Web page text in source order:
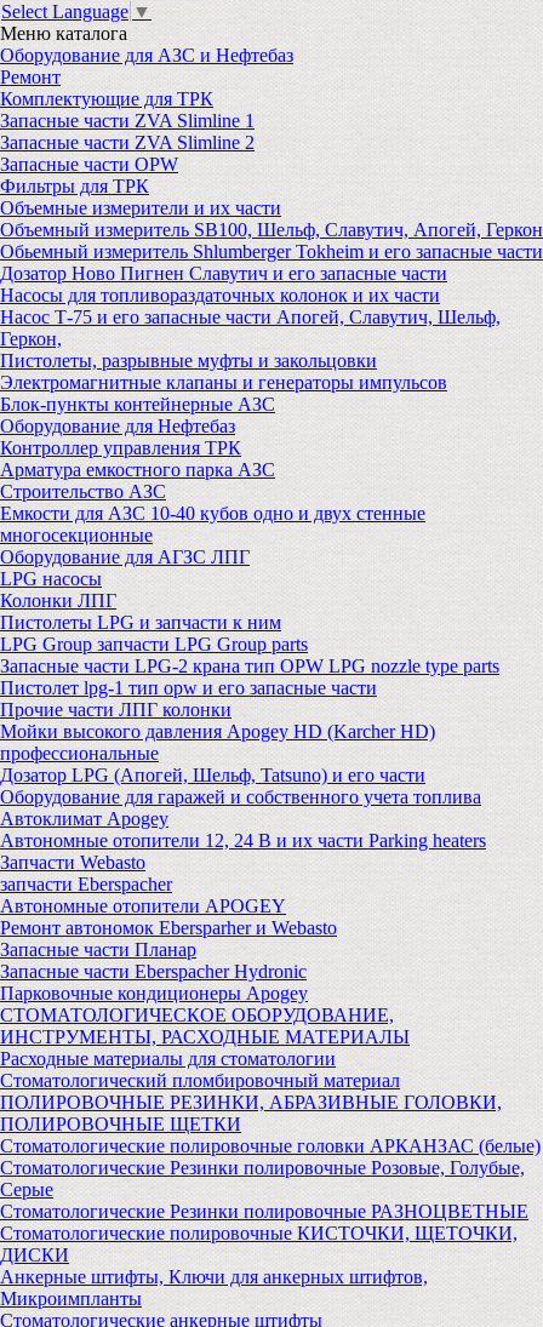
Select Language ▼
Меню каталога
Оборудование для АЗС и Нефтебаз
Ремонт
Комплектующие для ТРК
Запасные части ZVA Slimline 1
Запасные части ZVA Slimline 2
Запасные части OPW
Фильтры для ТРК
Объемные измерители и их части
Объемный измеритель SB100, Шельф, Славутич, Апогей, Геркон
Обьемный измеритель Shlumberger Tokheim и его запасные части
Дозатор Ново Пигнен Славутич и его запасные части
Насосы для топливораздаточных колонок и их части
Насос Т-75 и его запасные части Апогей, Славутич, Шельф,
Геркон,
Пистолеты, разрывные муфты и закольцовки
Электромагнитные клапаны и генераторы импульсов
Блок-пункты контейнерные АЗС
Оборудование для Нефтебаз
Контроллер управления ТРК
Арматура емкостного парка АЗС
Строительство АЗС
Емкости для АЗС 10-40 кубов одно и двух стенные
многосекционные
Оборудование для АГЗС ЛПГ
LPG насосы
Колонки ЛПГ
Пистолеты LPG и запчасти к ним
LPG Group запчасти LPG Group parts
Запасные части LPG-2 крана тип OPW LPG nozzle type parts
Пистолет lpg-1 тип opw и его запасные части
Прочие части ЛПГ колонки
Мойки высокого давления Apogey HD (Karcher HD)
профессиональные
Дозатор LPG (Апогей, Шельф, Tatsuno) и его части
Оборудование для гаражей и собственного учета топлива
Автоклимат Apogey
Автономные отопители 12, 24 В и их части Parking heaters
Запчасти Webasto
запчасти Eberspacher
Автономные отопители APOGEY
Ремонт автономок Ebersparher и Webasto
Запасные части Планар
Запасные части Eberspacher Hydronic
Парковочные кондиционеры Apogey
СТОМАТОЛОГИЧЕСКОЕ ОБОРУДОВАНИЕ,
ИНСТРУМЕНТЫ, РАСХОДНЫЕ МАТЕРИАЛЫ
Расходные материалы для стоматологии
Стоматологический пломбировочный материал
ПОЛИРОВОЧНЫЕ РЕЗИНКИ, АБРАЗИВНЫЕ ГОЛОВКИ,
ПОЛИРОВОЧНЫЕ ЩЕТКИ
Стоматологические полировочные головки АРКАНЗАС (белые)
Стоматологические Резинки полировочные Розовые, Голубые,
Серые
Стоматологические Резинки полировочные РАЗНОЦВЕТНЫЕ
Стоматологические полировочные КИСТОЧКИ, ЩЕТОЧКИ,
ДИСКИ
Анкерные штифты, Ключи для анкерных штифтов,
Микроимпланты
Стоматологические анкерные штифты